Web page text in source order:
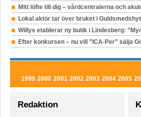
Mitt löfte till dig – vårdcentralerna och
Lokal aktör tar över bruket i
Willys etablerar ny butik i Lindesberg:
Efter konkursen – nu vill ”ICA-Per” sälja
1999 2000 2001 2002 2003 2004 2005
Redaktion